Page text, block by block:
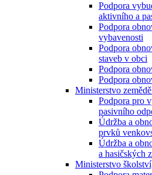
Podpora
aktivního a
Podpora
vybavenosti
Podpora
staveb v obci
Podpora
Podpora
Ministerstvo
Podpora pro
pasivního
Údržba a
prvků
Údržba a
a hasičských
Ministerstvo